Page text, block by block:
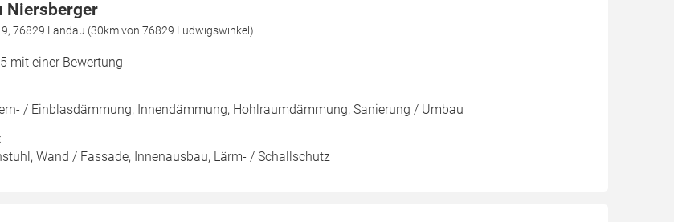
Niersberger
76829 Landau (30km von 76829 Ludwigswinkel)
5 mit einer Bewertung
/ Einblasdämmung, Innendämmung, Hohlraumdämmung, Sanierung / Umbau
Wand / Fassade, Innenausbau, Lärm- / Schallschutz